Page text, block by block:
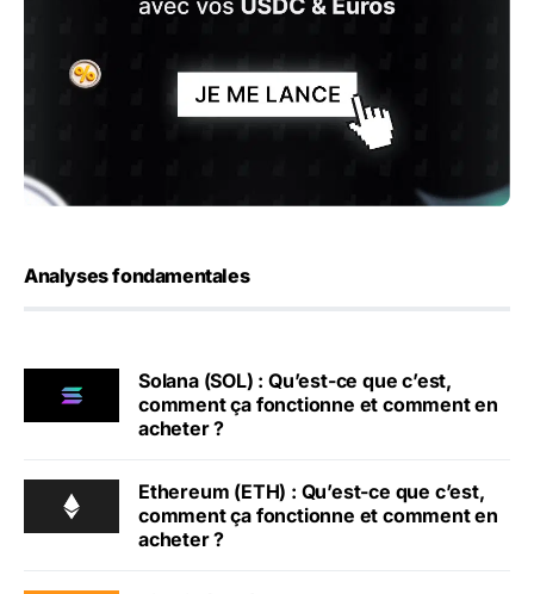
Analyses fondamentales
Solana (SOL) : Qu’est-ce que c’est,
comment ça fonctionne et comment en
acheter ?
Ethereum (ETH) : Qu’est-ce que c’est,
comment ça fonctionne et comment en
acheter ?